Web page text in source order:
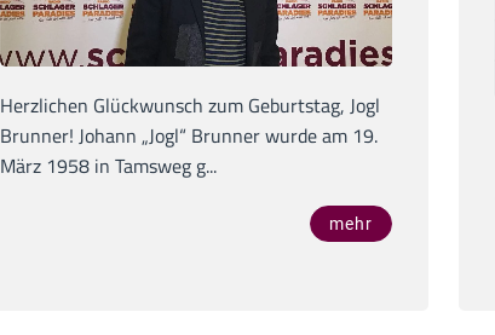
Herzlichen Glückwunsch zum Geburtstag, Jogl
Brunner! Johann „Jogl“ Brunner wurde am 19.
März 1958 in Tamsweg g...
mehr